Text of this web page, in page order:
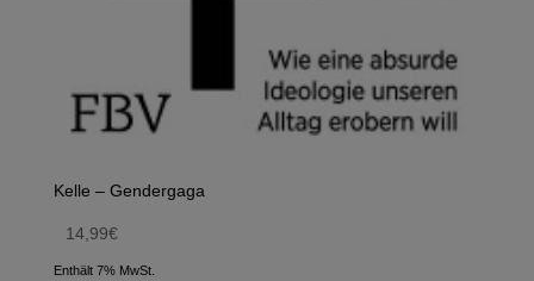
Kelle – Gendergaga
14,99€
Enthält 7% MwSt.